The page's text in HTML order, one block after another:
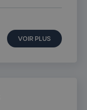
VOIR PLUS